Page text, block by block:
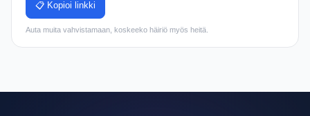
📋 Kopioi linkki
Auta muita vahvistamaan, koskeeko häiriö myös heitä.